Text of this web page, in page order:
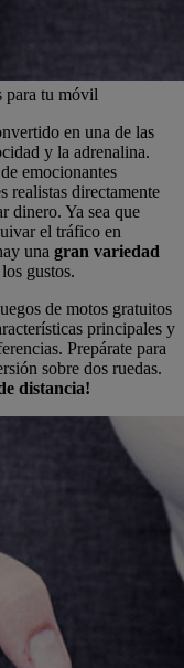
para tu móvil
en una de las
y la adrenalina.
emocionantes
realistas directamente
dinero. Ya sea que
el tráfico en
una gran variedad
gustos.
de motos gratuitos
principales y
Prepárate para
sobre dos ruedas.
distancia!